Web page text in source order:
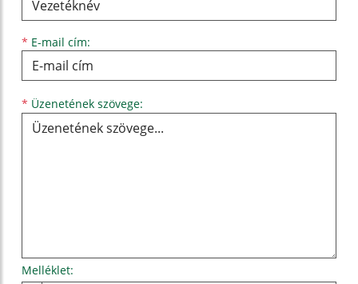
* E-mail cím:
* Üzenetének szövege:
Melléklet: